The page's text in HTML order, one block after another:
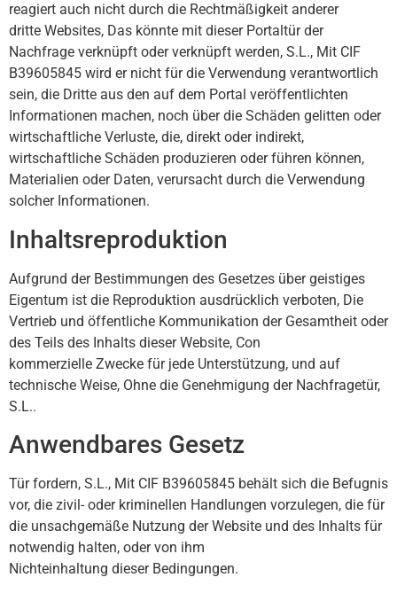
reagiert auch nicht durch die Rechtmäßigkeit anderer
dritte Websites, Das könnte mit dieser Portaltür der
Nachfrage verknüpft oder verknüpft werden, S.L., Mit CIF
B39605845 wird er nicht für die Verwendung verantwortlich
sein, die Dritte aus den auf dem Portal veröffentlichten
Informationen machen, noch über die Schäden gelitten oder
wirtschaftliche Verluste, die, direkt oder indirekt,
wirtschaftliche Schäden produzieren oder führen können,
Materialien oder Daten, verursacht durch die Verwendung
solcher Informationen.
Inhaltsreproduktion
Aufgrund der Bestimmungen des Gesetzes über geistiges
Eigentum ist die Reproduktion ausdrücklich verboten, Die
Vertrieb und öffentliche Kommunikation der Gesamtheit oder
des Teils des Inhalts dieser Website, Con
kommerzielle Zwecke für jede Unterstützung, und auf
technische Weise, Ohne die Genehmigung der Nachfragetür,
S.L..
Anwendbares Gesetz
Tür fordern, S.L., Mit CIF B39605845 behält sich die Befugnis
vor, die zivil- oder kriminellen Handlungen vorzulegen, die für
die unsachgemäße Nutzung der Website und des Inhalts für
notwendig halten, oder von ihm
Nichteinhaltung dieser Bedingungen.